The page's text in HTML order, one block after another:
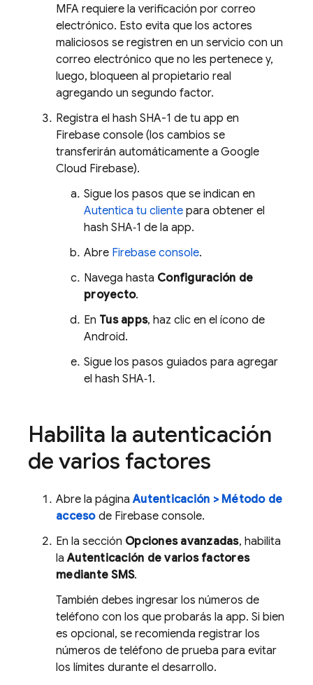
MFA requiere la verificación por correo
electrónico. Esto evita que los actores
maliciosos se registren en un servicio con un
correo electrónico que no les pertenece y,
luego, bloqueen al propietario real
agregando un segundo factor.
Registra el hash SHA-1 de tu app en
Firebase console (los cambios se
transferirán automáticamente a Google
Cloud Firebase).
Sigue los pasos que se indican en
Autentica tu cliente para obtener el
hash SHA‑1 de la app.
Abre Firebase console.
Navega hasta Configuración de
proyecto.
En Tus apps, haz clic en el ícono de
Android.
Sigue los pasos guiados para agregar
el hash SHA‑1.
Habilita la autenticación
de varios factores
Abre la páginaAutenticación > Método de
accesode Firebaseconsole.
En la sección Opciones avanzadas, habilita
laAutenticación de varios factores
mediante SMS.
También debes ingresar los números de
teléfono con los que probarás la app. Si bien
es opcional, se recomienda registrar los
números de teléfono de prueba para evitar
los límites durante el desarrollo.